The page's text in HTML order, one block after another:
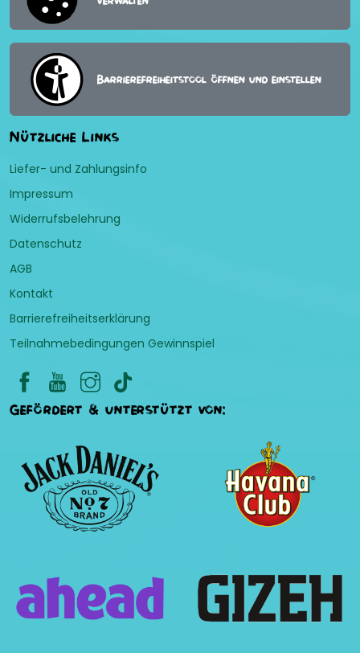
Barrierefreiheitstool öffnen und einstellen
Nützliche Links
Liefer- und Zahlungsinfo
Impressum
Widerrufsbelehrung
Datenschutz
AGB
Kontakt
Barrierefreiheitserklärung
Teilnahmebedingungen Gewinnspiel
Gefördert & unterstützt von: